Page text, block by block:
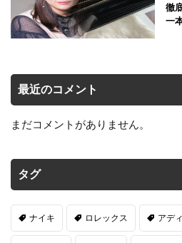
徹
一
最近のコメント
まだコメントがありません。
タグ
ナイキ ロレックス アデ